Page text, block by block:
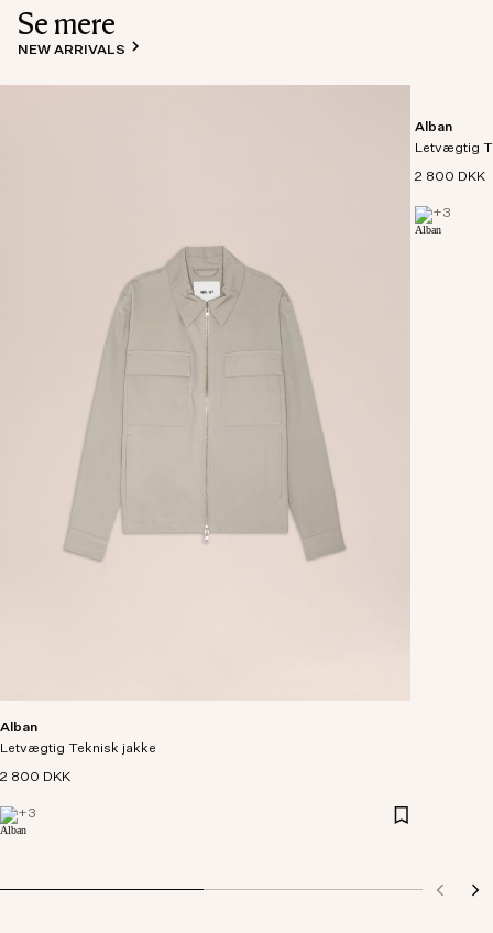
Se mere
NEW ARRIVALS
Alban
Letvægtig Teknisk jakke
2 800 DKK
+3
Alban
Letvægtig
2 800 DKK
+3